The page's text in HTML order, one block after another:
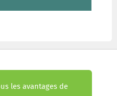
les avantages de